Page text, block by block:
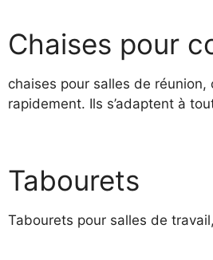
Chaises pour
chaises pour salles de
rapidement. Ils s’adaptent à
Tabourets
Tabourets pour salles de